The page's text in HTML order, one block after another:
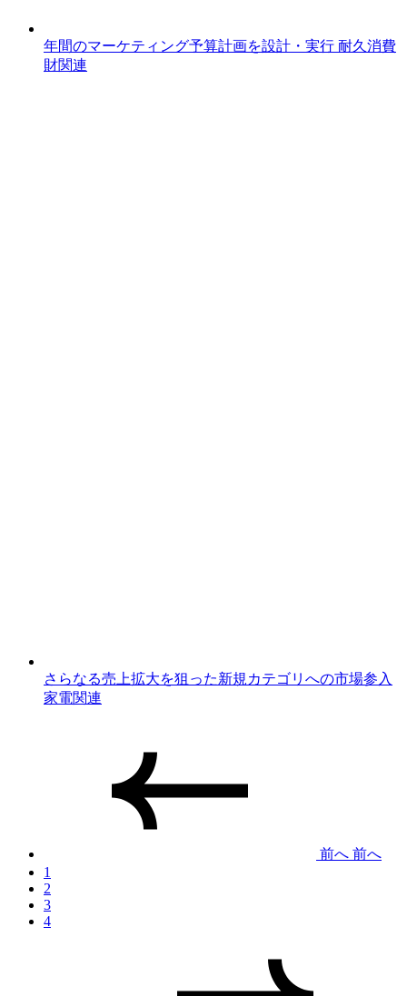
年間のマーケティング予算計画を設計・実行 耐久消費
財関連
さらなる売上拡大を狙った新規カテゴリへの市場参入
家電関連
前へ 前へ
1
2
3
4